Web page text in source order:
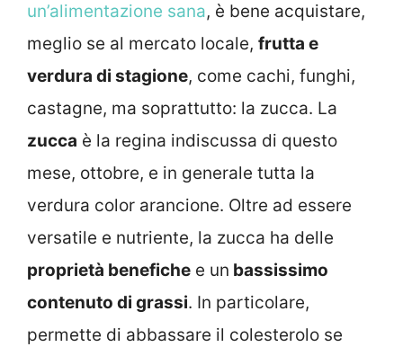
un’alimentazione sana, è bene acquistare,
meglio se al mercato locale, frutta e
verdura di stagione, come cachi, funghi,
castagne, ma soprattutto: la zucca. La
zucca è la regina indiscussa di questo
mese, ottobre, e in generale tutta la
verdura color arancione. Oltre ad essere
versatile e nutriente, la zucca ha delle
proprietà benefiche e un bassissimo
contenuto di grassi. In particolare,
permette di abbassare il colesterolo se